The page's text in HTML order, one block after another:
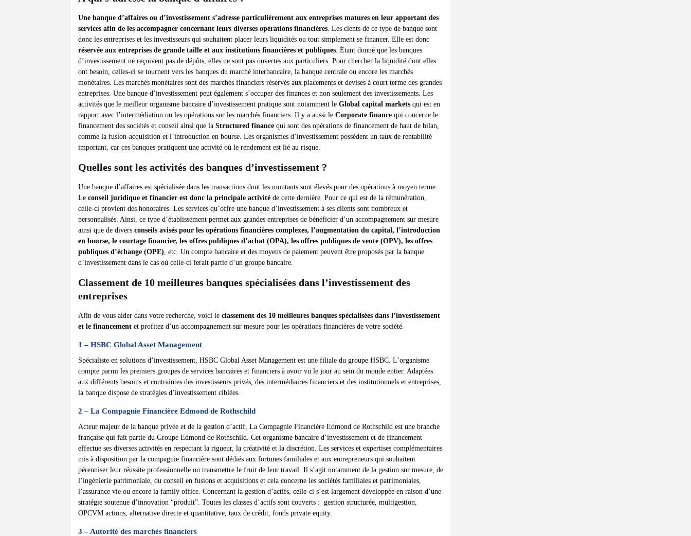
Une banque d’affaires ou d’investissement s’adresse particulièrement aux entreprises matures en leur apportant des
services afin de les accompagner concernant leurs diverses opérations financières. Les clents de ce type de banque sont
donc les entreprises et les investisseurs qui souhaitent placer leurs liquidités ou tout simplement se financer. Elle est donc
réservée aux entreprises de grande taille et aux institutions financières et publiques. Étant donné que les banques
d’investissement ne reçoivent pas de dépôts, elles ne sont pas ouvertes aux particuliers. Pour chercher la liquidité dont elles
ont besoin, celles-ci se tournent vers les banques du marché interbancaire, la banque centrale ou encore les marchés
monétaires. Les marchés monétaires sont des marchés financiers réservés aux placements et devises à court terme des grandes
entreprises. Une banque d’investissement peut également s’occuper des finances et non seulement des investissements. Les
activités que le meilleur organisme bancaire d’investissement pratique sont notamment le Global capital markets qui est en
rapport avec l’intermédiation ou les opérations sur les marchés financiers. Il y a aussi le Corporate finance qui concerne le
financement des sociétés et conseil ainsi que la Structured finance qui sont des opérations de financement de haut de bilan,
comme la fusion-acquisition et l’introduction en bourse. Les organismes d’investissement possèdent un taux de rentabilité
important, car ces banques pratiquent une activité où le rendement est lié au risque.
Quelles sont les activités des banques d’investissement ?
Une banque d’affaires est spécialisée dans les transactions dont les montants sont élevés pour des opérations à moyen terme.
Le conseil juridique et financier est donc la principale activité de cette dernière. Pour ce qui est de la rémunération,
celle-ci provient des honoraires. Les services qu’offre une banque d’investissement à ses clients sont nombreux et
personnalisés. Ainsi, ce type d’établissement permet aux grandes entreprises de bénéficier d’un accompagnement sur mesure
ainsi que de divers conseils avisés pour les opérations financières complexes, l’augmentation du capital, l’introduction
en bourse, le courtage financier, les offres publiques d’achat (OPA), les offres publiques de vente (OPV), les offres
publiques d’échange (OPE), etc. Un compte bancaire et des moyens de paiement peuvent être proposés par la banque
d’investissement dans le cas où celle-ci ferait partie d’un groupe bancaire.
Classement de 10 meilleures banques spécialisées dans l’investissement des
entreprises
Afin de vous aider dans votre recherche, voici le classement des 10 meilleures banques spécialisées dans l’investissement
et le financement et profitez d’un accompagnement sur mesure pour les opérations financières de votre société.
1 – HSBC Global Asset Management
Spécialiste en solutions d’investissement, HSBC Global Asset Management est une filiale du groupe HSBC. L’organisme
compte parmi les premiers groupes de services bancaires et financiers à avoir vu le jour au sein du monde entier. Adaptées
aux différents besoins et contraintes des investisseurs privés, des intermédiaires financiers et des institutionnels et entreprises,
la banque dispose de stratégies d’investissement ciblées.
2 – La Compagnie Financière Edmond de Rothschild
Acteur majeur de la banque privée et de la gestion d’actif, La Compagnie Financière Edmond de Rothschild est une branche
française qui fait partie du Groupe Edmond de Rothschild. Cet organisme bancaire d’investissement et de financement
effectue ses diverses activités en respectant la rigueur, la créativité et la discrétion. Les services et expertises complémentaires
mis à disposition par la compagnie financière sont dédiés aux fortunes familiales et aux entrepreneurs qui souhaitent
pérenniser leur réussite professionnelle ou transmettre le fruit de leur travail. Il s’agit notamment de la gestion sur mesure, de
l’ingénierie patrimoniale, du conseil en fusions et acquisitions et cela concerne les sociétés familiales et patrimoniales,
l’assurance vie ou encore la family office. Concernant la gestion d’actifs, celle-ci s’est largement développée en raison d’une
stratégie soutenue d’innovation “produit”. Toutes les classes d’actifs sont couverts : gestion structurée, multigestion,
OPCVM actions, alternative directe et quantitative, taux de crédit, fonds private equity.
3 – Autorité des marchés financiers